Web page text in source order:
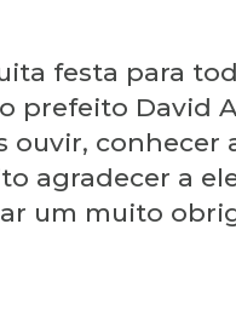
festa para
prefeito David
conhecer
agradecer a
um muito